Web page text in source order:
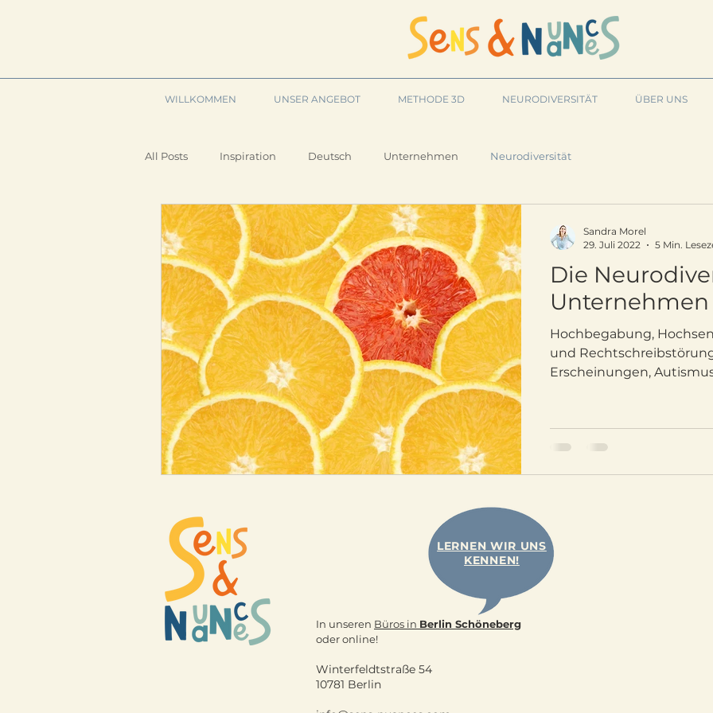
WILLKOMMEN UNSER ANGEBOT METHODE 3D NEURODIVERSITÄT ÜBER UNS
All Posts Inspiration Deutsch Unternehmen Neurodiversität
Die
Hochbegabung,
und
Erscheinungen,
Sandra Morel
29. Juli 2022
5 Min.
LERNEN WIR UNS
KENNEN!
In unseren Büros in Berlin Schöneberg
oder online!
Winterfeldtstraße 54
10781 Berlin